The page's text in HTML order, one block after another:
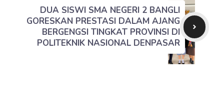
DUA SISWI SMA NEGERI 2 BANGLI
GORESKAN PRESTASI DALAM AJANG
BERGENGSI TINGKAT PROVINSI DI
POLITEKNIK NASIONAL DENPASAR